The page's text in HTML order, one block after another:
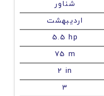
شناور
اردیبهشت
5.5 hp
75 m
2 in
3